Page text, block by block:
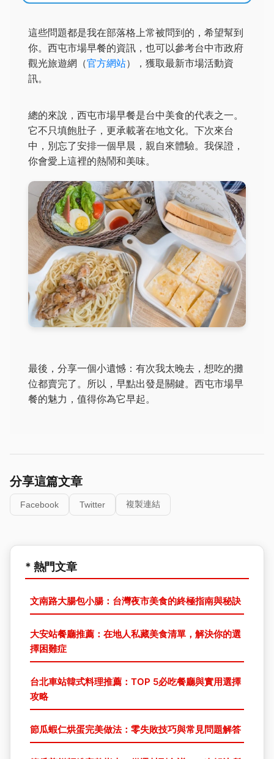
這些問題都是我在部落格上常被問到的，希望幫到
你。西屯市場早餐的資訊，也可以參考台中市政府
觀光旅遊網（官方網站），獲取最新市場活動資
訊。
總的來說，西屯市場早餐是台中美食的代表之一。
它不只填飽肚子，更承載著在地文化。下次來台
中，別忘了安排一個早晨，親自來體驗。我保證，
你會愛上這裡的熱鬧和美味。
最後，分享一個小遺憾：有次我太晚去，想吃的攤
位都賣完了。所以，早點出發是關鍵。西屯市場早
餐的魅力，值得你為它早起。
分享這篇文章
Facebook Twitter 複製連結
* 熱門文章
文南路大腸包小腸：台灣夜市美食的終極指南與秘訣
大安站餐廳推薦：在地人私藏美食清單，解決你的選
擇困難症
台北車站韓式料理推薦：TOP 5必吃餐廳與實用選擇
攻略
節瓜蝦仁烘蛋完美做法：零失敗技巧與常見問題解答